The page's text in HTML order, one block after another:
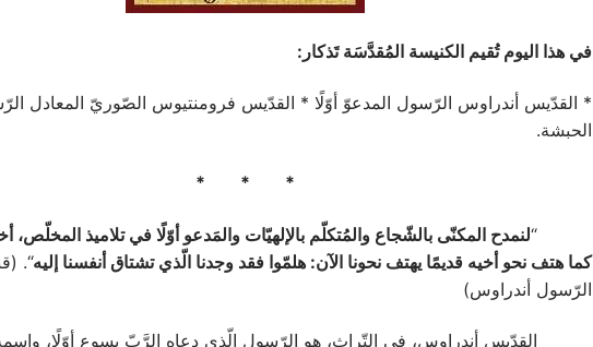
في هذا اليوم تُقيم الكنيسة المُقدَّسَة تَذكار:
* القدّيس أندراوس الرّسول المدعوّ أوّلًا * القدّيس فرومنتيوس الصّوريّ المعادل
الحبشة.
* * *
“لنمدح المكنّى بالشّجاع والمُتكلّم بالإلهيّات والمَدعو أوّلًا في تلاميذ المخلّص،
كما هتف نحو أخيه قديمًا يهتف نحونا الآن: هلمّوا فقد وجدنا الّذي تشتاق أنفسنا إليه“.
الرّسول أندراوس)
القدّيس أندراوس، في التّراث، هو الرّسول الّذي دعاه الرَّبّ يسوع أوّلًا،